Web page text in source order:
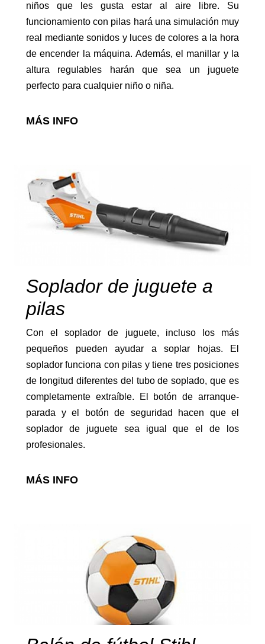
Motoazadas
Cajas de transporte
niños que les gusta estar al aire libre. Su
funcionamiento con pilas hará una simulación muy
real mediante sonidos y luces de colores a la hora
de encender la máquina. Además, el manillar y la
altura regulables harán que sea un juguete
perfecto para cualquier niño o niña.
MÁS INFO
Soplador de juguete a
pilas
Con el soplador de juguete, incluso los más
pequeños pueden ayudar a soplar hojas. El
soplador funciona con pilas y tiene tres posiciones
de longitud diferentes del tubo de soplado, que es
completamente extraíble. El botón de arranque-
parada y el botón de seguridad hacen que el
soplador de juguete sea igual que el de los
profesionales.
MÁS INFO